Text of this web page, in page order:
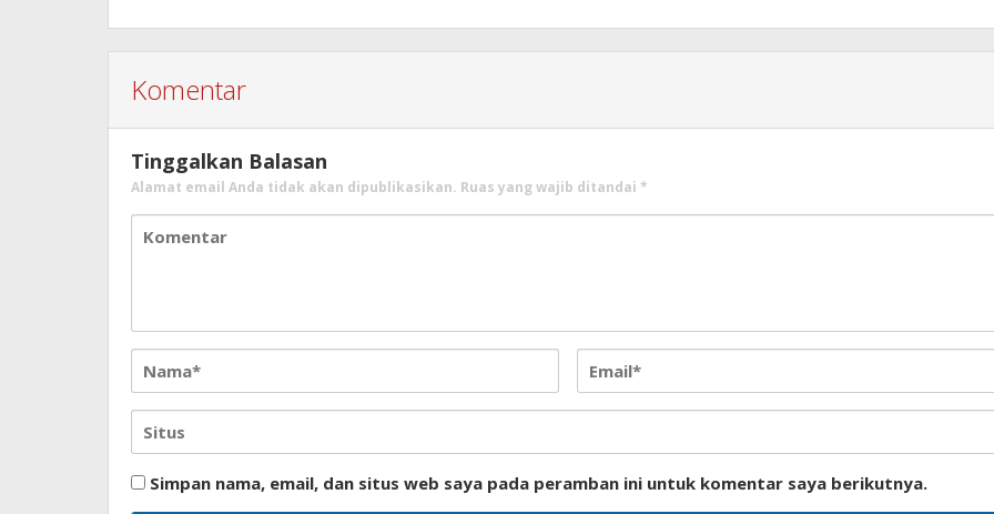
Komentar
Tinggalkan Balasan
Alamat email Anda tidak akan dipublikasikan. Ruas yang wajib ditandai *
Simpan nama, email, dan situs web saya pada peramban ini untuk komentar saya berikutnya.